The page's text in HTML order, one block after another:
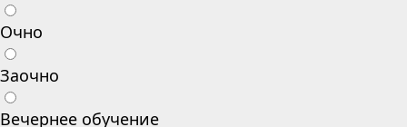
Очно
Заочно
Вечернее обучение